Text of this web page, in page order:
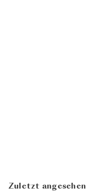
Zuletzt angesehen